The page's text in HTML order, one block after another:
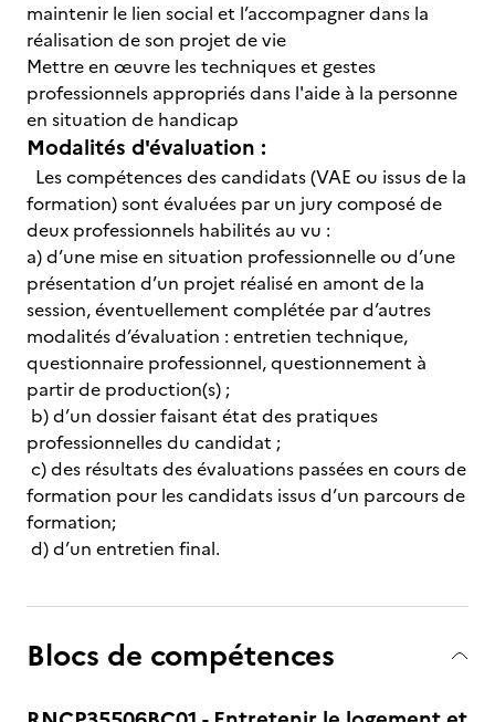
maintenir le lien social et l’accompagner dans la
réalisation de son projet de vie
Mettre en œuvre les techniques et gestes
professionnels appropriés dans l'aide à la personne
en situation de handicap
Modalités d'évaluation :
Les compétences des candidats (VAE ou issus de la
formation) sont évaluées par un jury composé de
deux professionnels habilités au vu :
a) d’une mise en situation professionnelle ou d’une
présentation d’un projet réalisé en amont de la
session, éventuellement complétée par d’autres
modalités d’évaluation : entretien technique,
questionnaire professionnel, questionnement à
partir de production(s) ;
b) d’un dossier faisant état des pratiques
professionnelles du candidat ;
c) des résultats des évaluations passées en cours de
formation pour les candidats issus d’un parcours de
formation;
d) d’un entretien final.
Blocs de compétences